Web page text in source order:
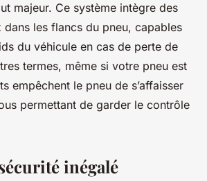
majeur. Ce système intègre des
dans les flancs du pneu, capables
du véhicule en cas de perte de
termes, même si votre pneu est
empêchent le pneu de s’affaisser
permettant de garder le contrôle
inégalé